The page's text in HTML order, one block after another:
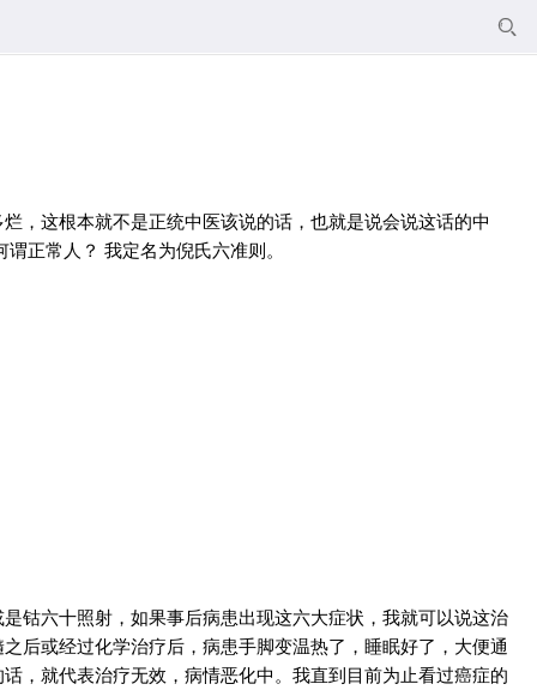

，这根本就不是正统中医该说的话，也就是说会说这话的中
正常人？ 我定名为倪氏六准则。
钴六十照射，如果事后病患出现这六大症状，我就可以说这治
后或经过化学治疗后，病患手脚变温热了，睡眠好了，大便通
，就代表治疗无效，病情恶化中。我直到目前为止看过癌症的